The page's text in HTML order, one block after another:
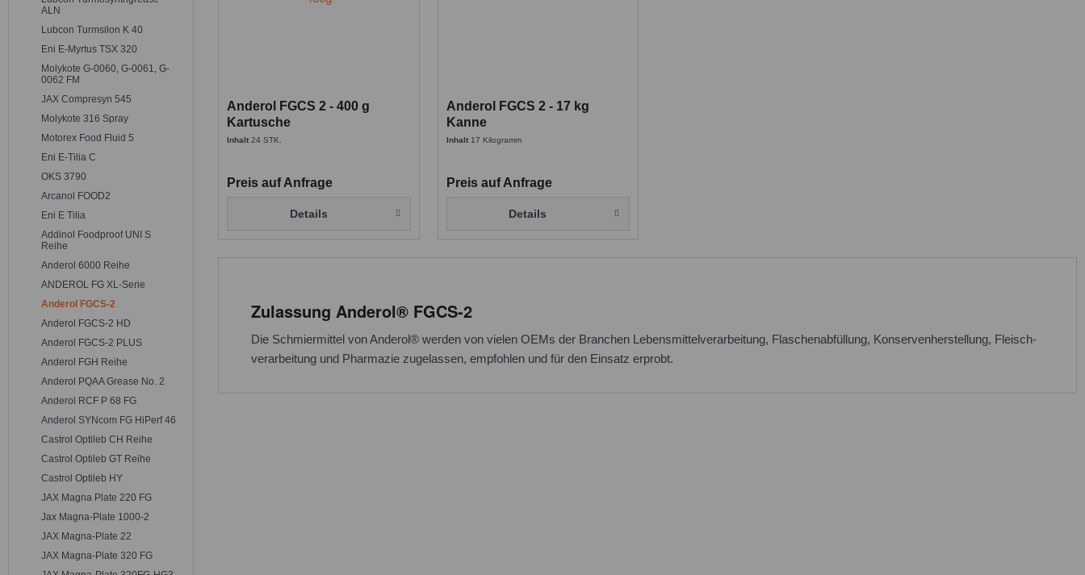
ALN
Lubcon Turmsilon K 40
Eni E-Myrtus TSX 320
Molykote G-0060, G-0061, G-
0062 FM
JAX Compresyn 545
Molykote 316 Spray
Motorex Food Fluid 5
Eni E-Tilia C
OKS 3790
Arcanol FOOD2
Eni E Tilia
Addinol Foodproof UNI S
Reihe
Anderol 6000 Reihe
ANDEROL FG XL-Serie
Anderol FGCS-2
Anderol FGCS-2 HD
Anderol FGCS-2 PLUS
Anderol FGH Reihe
Anderol PQAA Grease No. 2
Anderol RCF P 68 FG
Anderol SYNcom FG HiPerf 46
Castrol Optileb CH Reihe
Castrol Optileb GT Reihe
Castrol Optileb HY
JAX Magna Plate 220 FG
Jax Magna-Plate 1000-2
JAX Magna-Plate 22
JAX Magna-Plate 320 FG
Anderol FGCS 2 - 400 g
Kartusche
Inhalt24 STK.
Preis auf Anfrage
Details
Anderol FGCS 2 - 17 kg
Kanne
Inhalt 17 Kilogramm
Preis auf Anfrage
Details
Zulassung Anderol® FGCS-2
Die Schmiermittel von Anderol® werden von vielen OEMs der Branchen Lebensmittelverarbeitung, Flaschenabfüllung, Konservenherstellung, Fleisch-
verarbeitung und Pharmazie zugelassen, empfohlen und für den Einsatz erprobt.